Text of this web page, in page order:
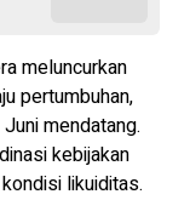
meluncurkan
pertumbuhan,
mendatang.
kebijakan
likuiditas.